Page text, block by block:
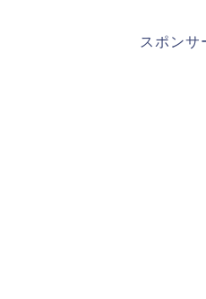
スポンサ